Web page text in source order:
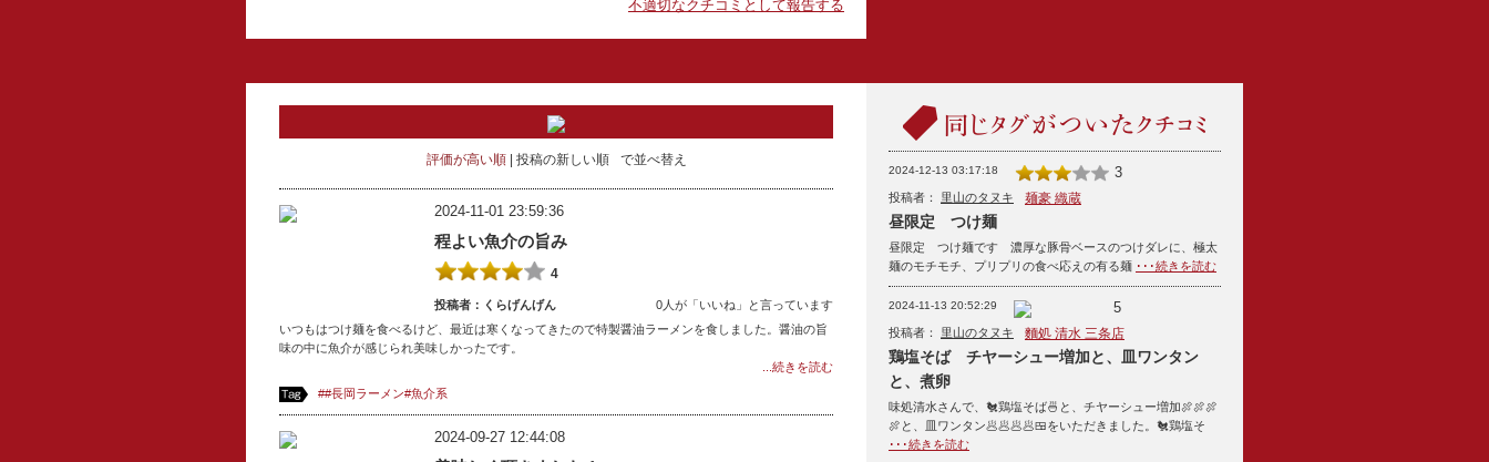
不適切なクチコミとして報告する
評価が高い順 投稿の新しい順 で並べ替え
2024-11-01 23:59:36
程よい魚介の旨み
4
投稿者：くらげんげん
0人が「いいね」と言っています
いつもはつけ麺を食べるけど、最近は寒くなってきたので特製醤油ラーメンを食しました。醤油の旨
味の中に魚介が感じられ美味しかったです。
...続きを読む
##長岡ラーメン#魚介系
2024-09-27 12:44:08
2024-12-13 03:17:18 3
投稿者： 里山のタヌキ 麺豪 織蔵
昼限定 つけ麺
昼限定 つけ麺です 濃厚な豚骨ベースのつけダレに、極太
麺のモチモチ、プリプリの食べ応えの有る麺 ･･･続きを読む
2024-11-13 20:52:29 5
投稿者： 里山のタヌキ 麵処 清水 三条店
鶏塩そば チヤーシュー増加と、皿ワンタン
と、煮卵
味処清水さんで、🐔鶏塩そば🍜と、チヤーシュー増加🍖🍖🍖
🍖と、皿ワンタン🥟🥟🥟🥟🍱をいただきました。🐔鶏塩そ
･･･続きを読む